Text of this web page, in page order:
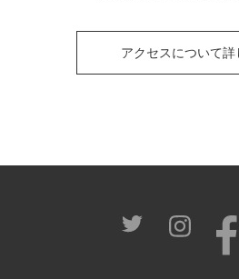
アクセスについて詳